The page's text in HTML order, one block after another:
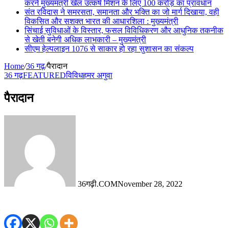
करने मुख्यमंत्री खेल उत्कर्ष मिशन के लिए 100 करोड़ का प्रावधान
संत रविदास ने समरसता, समानता और भक्ति का जो मार्ग दिखाया, वही
विकसित और सशक्त भारत की आधारशिला : मुख्यमंत्री
सिंचाई सुविधाओं के विस्तार, फसल विविधिकरण और आधुनिक तकनीक
से खेती बनेगी अधिक लाभकारी – मुख्यमंत्री
सीएम हेल्पलाइन 1076 से साकार हो रहा सुशासन का संकल्प
Home/36 गढ़/पैरादान
36 गढ़FEATUREDविविधहमर अगुवा
पैरादान
36गढ़ी.COMNovember 28, 2022